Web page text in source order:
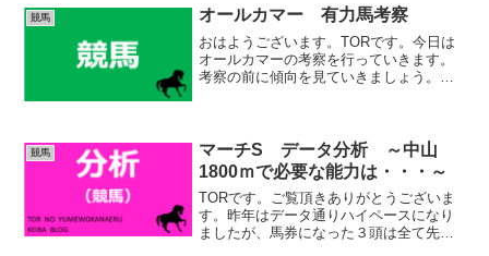
Cの重要なトライアル戦です。近年もオオ
バンブルマイ、ダノ...
競馬 オールカマー 有力馬考察
おはようございます。TORです。今日は
オールカマーの考察を行っていきます。
考察の前に傾向を見ていきましょう。
競馬
マーチS データ分析 ～中山
1800ｍで必要な能力は・・・～
TORです。ご覧頂きありがとうございま
す。昨年はデータ通りハイペースになり
ましたが、馬券になった３頭は全て先行